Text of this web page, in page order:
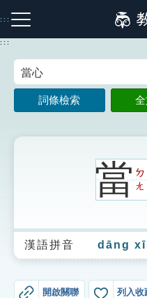
到
主
:::
注音索引圖示 筆畫索
生字詞彙表
成語故事
:::
詞條檢索
當ㄉ
ㄤ
漢語拼音 dāng
開啟關聯 列入收